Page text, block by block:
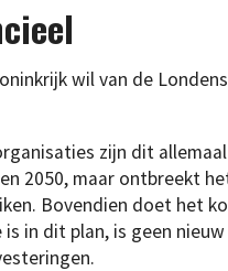
wil van de
zijn dit
2050, maar ontbreekt
Bovendien doet het
is in dit plan, is geen